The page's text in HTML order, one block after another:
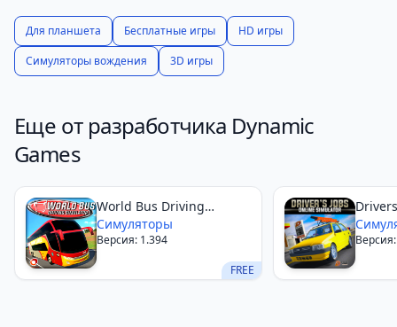
Для планшета Бесплатные игры
HD игры
Симуляторы вождения
3D игры
Еще от разработчика Dynamic
Games
FREE
World Bus Driving
Simulator
Симуляторы
Версия: 1.394